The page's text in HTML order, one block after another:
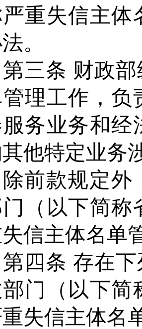
重失信主体
。
第三条 财政
理工作，负
务业务和经
他特定业务
除前款规定外
（以下简称
信主体名单
第四条 存在
门（以下简
失信主体名